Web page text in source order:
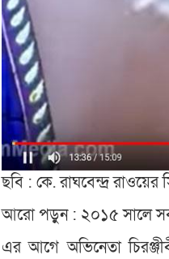
ছবি : কে. রাঘবেন্দ্র রাওয়ের
আরো পড়ুন : ২০১৫ সালে
এর আগে অভিনেতা